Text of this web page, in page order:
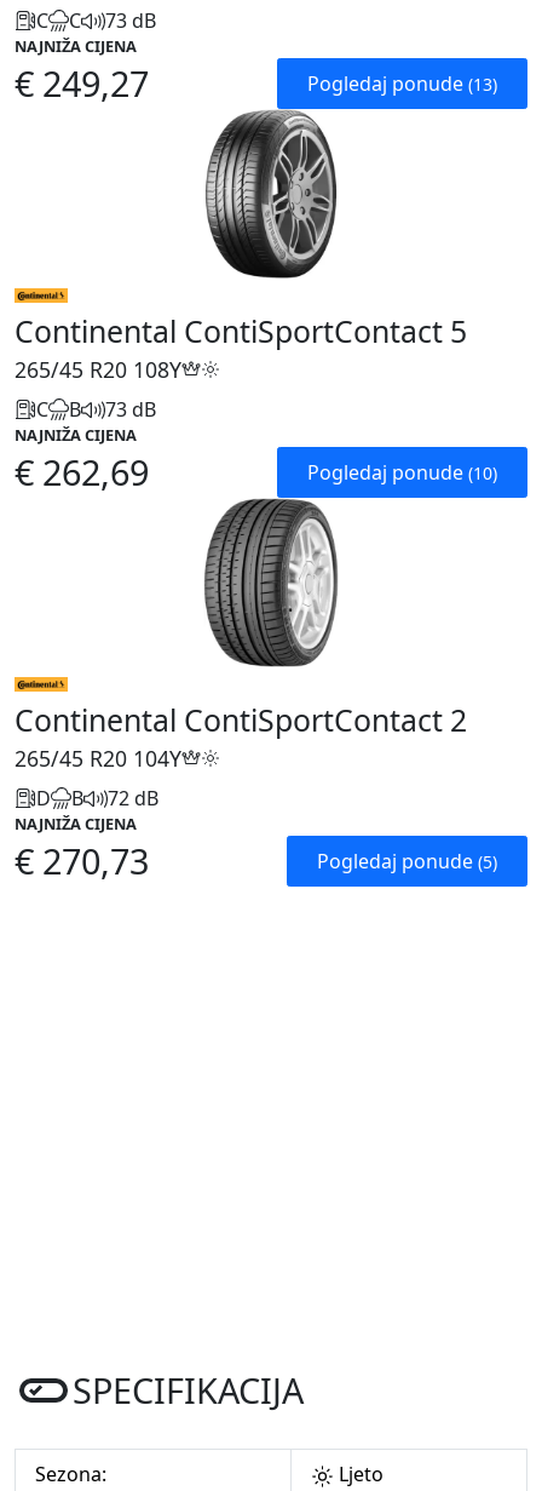
C C 73 dB
NAJNIŽA CIJENA
€ 249,27 Pogledaj ponude (13)
Continental ContiSportContact 5
265/45 R20 108Y
C B 73 dB
NAJNIŽA CIJENA
€ 262,69 Pogledaj ponude (10)
Continental ContiSportContact 2
265/45 R20 104Y
D B 72 dB
NAJNIŽA CIJENA
€ 270,73 Pogledaj ponude (5)
SPECIFIKACIJA
Sezona:
Ljeto